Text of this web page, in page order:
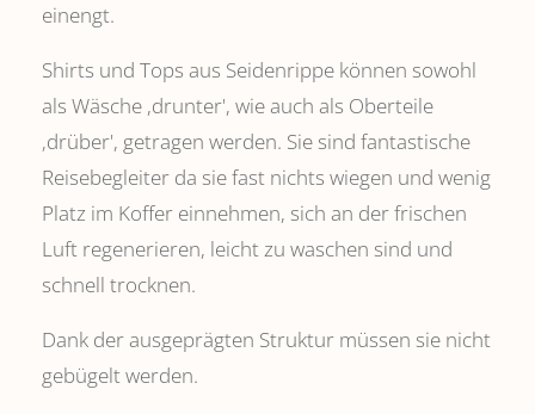
einengt.
Shirts und Tops aus Seidenrippe können sowohl
als Wäsche ,drunter', wie auch als Oberteile
‚drüber', getragen werden. Sie sind fantastische
Reisebegleiter da sie fast nichts wiegen und wenig
Platz im Koffer einnehmen, sich an der frischen
Luft regenerieren, leicht zu waschen sind und
schnell trocknen.
Dank der ausgeprägten Struktur müssen sie nicht
gebügelt werden.